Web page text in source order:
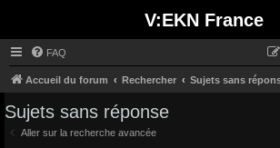
V:EKN France
FAQ
Accueil du forum Rechercher Sujets sans
Sujets sans réponse
Aller sur la recherche avancée